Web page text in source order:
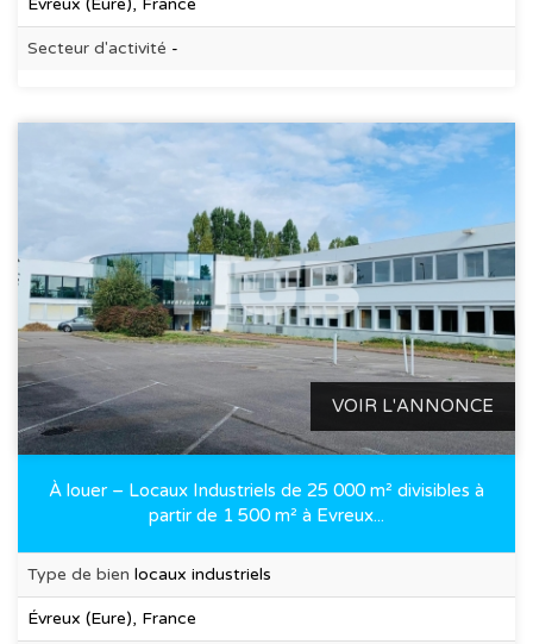
Secteur d'activité -
VOIR L'ANNONCE
À louer – Locaux Industriels de 25 000 m² divisibles à
partir de 1 500 m² à Evreux...
Type de bien locaux industriels
Évreux (Eure), France